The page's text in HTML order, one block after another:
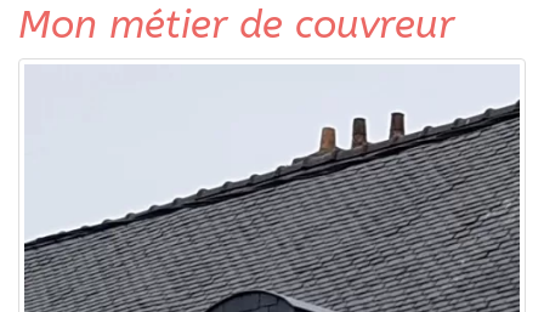
Mon métier de couvreur